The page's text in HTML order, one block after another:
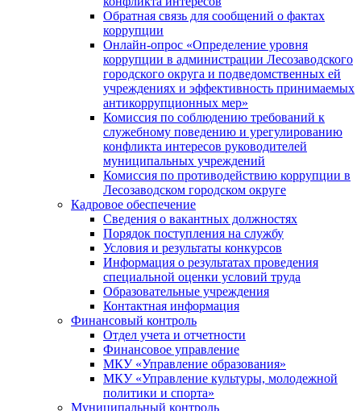
Обратная связь для сообщений о фактах
коррупции
Онлайн-опрос «Определение уровня
коррупции в администрации Лесозаводского
городского округа и подведомственных ей
учреждениях и эффективность принимаемых
антикоррупционных мер»
Комиссия по соблюдению требований к
служебному поведению и урегулированию
конфликта интересов руководителей
муниципальных учреждений
Комиссия по противодействию коррупции в
Лесозаводском городском округе
Кадровое обеспечение
Сведения о вакантных должностях
Порядок поступления на службу
Условия и результаты конкурсов
Информация о результатах проведения
специальной оценки условий труда
Образовательные учреждения
Контактная информация
Финансовый контроль
Отдел учета и отчетности
Финансовое управление
МКУ «Управление образования»
МКУ «Управление культуры, молодежной
политики и спорта»
Муниципальный контроль